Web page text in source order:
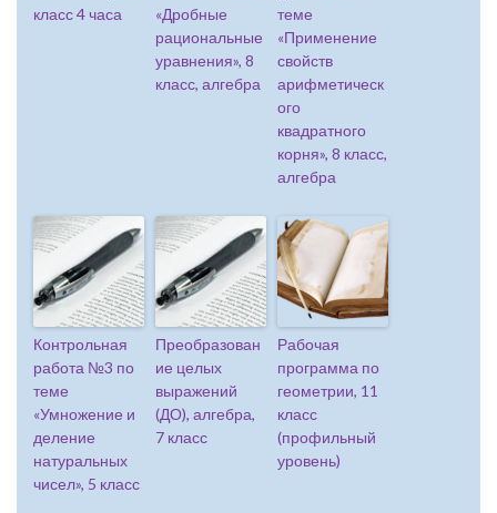
класс 4 часа
«Дробные
рациональные
уравнения», 8
класс, алгебра
теме
«Применение
свойств
арифметическ
ого
квадратного
корня», 8 класс,
алгебра
Контрольная
работа №3 по
теме
«Умножение и
деление
натуральных
чисел», 5 класс
Преобразован
ие целых
выражений
(ДО), алгебра,
7 класс
Рабочая
программа по
геометрии, 11
класс
(профильный
уровень)